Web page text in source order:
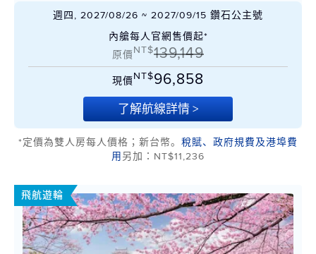
週四, 2027/08/26 ~ 2027/09/15 鑽石公主號
內艙每人官網售價起*
原價NT$139,149
現價NT$96,858
了解航線詳情 >
*定價為雙人房每人價格；新台幣。 稅賦、政府規費及港埠費
用 另加：NT$11,236
飛航遊輪